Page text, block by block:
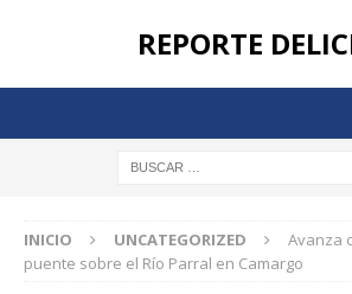
REPORTE
INICIO UNCATEGORIZED
Avanza
puente sobre el Río Parral en Camargo